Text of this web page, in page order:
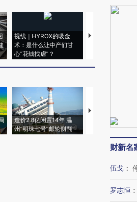
视线｜HYROX的吸金
术：是什么让中产们甘
心“花钱找虐”？
马航飞行员跨国走
造价2.8亿闲置14年 温
州“明珠七号”邮轮侧翻
特朗普出席葬礼疑
睡引争议 白宫怒
者“堕落的白痴”
财新名
伍戈 ：
罗志恒 ：